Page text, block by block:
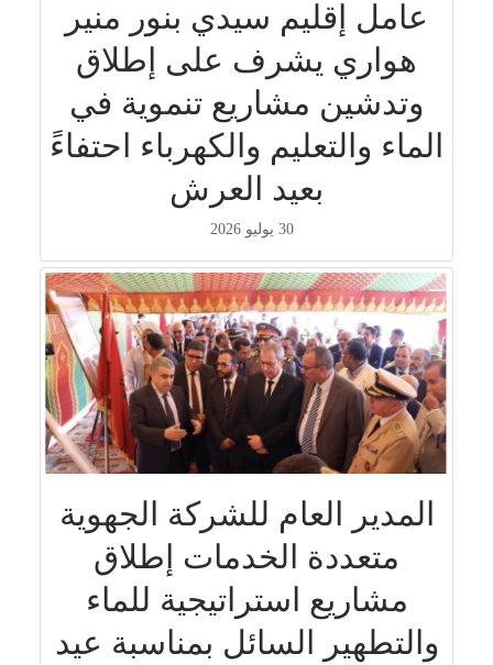
عامل إقليم سيدي بنور منير
هواري يشرف على إطلاق
وتدشين مشاريع تنموية في
الماء والتعليم والكهرباء احتفاءً
بعيد العرش
30 يوليو 2026
المدير العام للشركة الجهوية
متعددة الخدمات إطلاق
مشاريع استراتيجية للماء
والتطهير السائل بمناسبة عيد